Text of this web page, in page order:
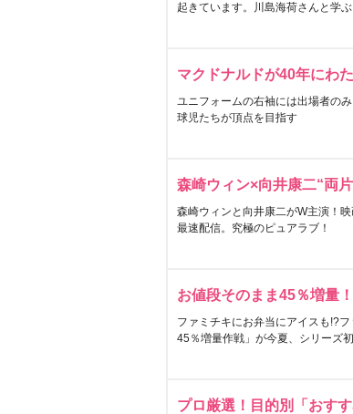
起きています。川島海荷さんと学ぶ
マクドナルドが40年にわ
ユニフォームの右袖には出場者の
球児たちが頂点を目指す
森崎ウィン×向井康二“両
森崎ウィンと向井康二がW主演！
最速配信。究極のピュアラブ！
お値段そのまま45％増量
ファミチキにお弁当にアイスも!?
45％増量作戦」が今夏、シリーズ
プロ厳選！目的別「おす